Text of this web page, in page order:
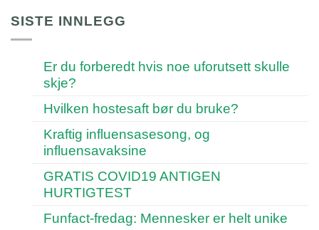
SISTE INNLEGG
Er du forberedt hvis noe uforutsett skulle
skje?
Hvilken hostesaft bør du bruke?
Kraftig influensasesong, og
influensavaksine
GRATIS COVID19 ANTIGEN
HURTIGTEST
Funfact-fredag: Mennesker er helt unike